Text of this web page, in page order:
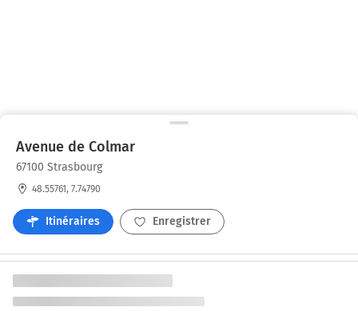
Avenue de Colmar
67100 Strasbourg
48.55761, 7.74790
Itinéraires Enregistrer